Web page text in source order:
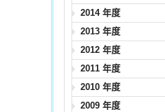
2014 年度
2013 年度
2012 年度
2011 年度
2010 年度
2009 年度